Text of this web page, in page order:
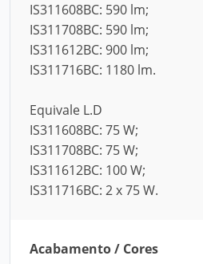
IS311608BC: 590 lm;
IS311708BC: 590 lm;
IS311612BC: 900 lm;
IS311716BC: 1180 lm.
Equivale L.D
IS311608BC: 75 W;
IS311708BC: 75 W;
IS311612BC: 100 W;
IS311716BC: 2 x 75 W.
Acabamento / Cores